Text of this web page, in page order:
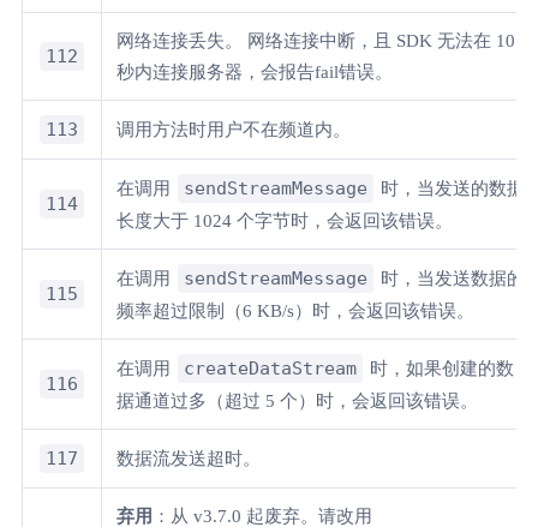
112
网络连接丢失。 网络连接中断，且 SDK 无法在 10
秒内连接服务器，会报告fail错误。
113 调用方法时用户不在频道内。
114
在调用 sendStreamMessage
时，当发送的数据
长度大于 1024 个字节时，会返回该错误。
115
在调用 sendStreamMessage
时，当发送数据的
频率超过限制（6 KB/s）时，会返回该错误。
116
在调用 createDataStream
时，如果创建的数
据通道过多（超过 5 个）时，会返回该错误。
117 数据流发送超时。
弃用 ：从 v3.7.0 起废弃。请改用